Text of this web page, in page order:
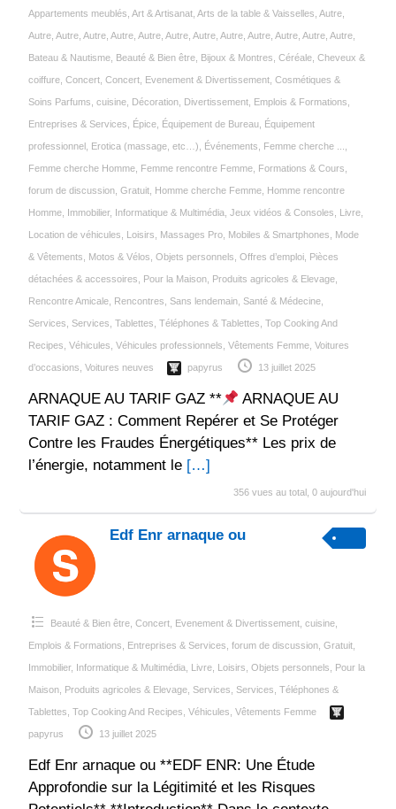
Appartements meublés Art & Artisanat, Arts de la table & Vaisselles Autre,
Autre, Autre, Autre, Autre, Autre, Autre, Autre, Autre, Autre, Autre, Autre, Autre,
Bateau & Nautisme, Beauté & Bien être, Bijoux & Montres Céréale‎, Cheveux &
coiffure, Concert, Concert, Evenement & Divertissement, Cosmétiques &
Soins Parfums cuisine, Décoration, Divertissement, Emplois & Formations
Entreprises & Services Épice‎, Équipement de Bureau, Équipement
professionnel Erotica (massage, etc…) Événements Femme cherche ...
Femme cherche Homme, Femme rencontre Femme, Formations & Cours
forum de discussion, Gratuit, Homme cherche Femme, Homme rencontre
Homme, Immobilier, Informatique & Multimédia Jeux vidéos & Consoles Livre,
Location de véhicules Loisirs Massages Pro, Mobiles & Smartphones Mode
& Vêtements Motos & Vélos Objets personnels Offres d’emploi, Pièces
détachées & accessoires Pour la Maison, Produits agricoles & Elevage,
Rencontre Amicale, Rencontres Sans lendemain, Santé & Médecine,
Services Services Tablettes Téléphones & Tablettes Top Cooking And
Recipes Véhicules Véhicules professionnels Vêtements Femme, Voitures
d’occasions Voitures neuves papyrus 13 juillet 2025
ARNAQUE AU TARIF GAZ **
ARNAQUE AU
TARIF GAZ : Comment Repérer et Se Protéger
Contre les Fraudes Énergétiques** Les prix de
l’énergie, notamment le […]
356 vues au total, 0 aujourd'hui
Edf Enr arnaque ou
Beauté & Bien être, Concert, Evenement & Divertissement, cuisine,
Emplois & Formations Entreprises & Services forum de discussion, Gratuit,
Immobilier, Informatique & Multimédia Livre, Loisirs Objets personnels Pour la
Maison, Produits agricoles & Elevage, Services Services Téléphones &
Tablettes Top Cooking And Recipes Véhicules Vêtements Femme
papyrus 13 juillet 2025
Edf Enr arnaque ou **EDF ENR: Une Étude
Approfondie sur la Légitimité et les Risques